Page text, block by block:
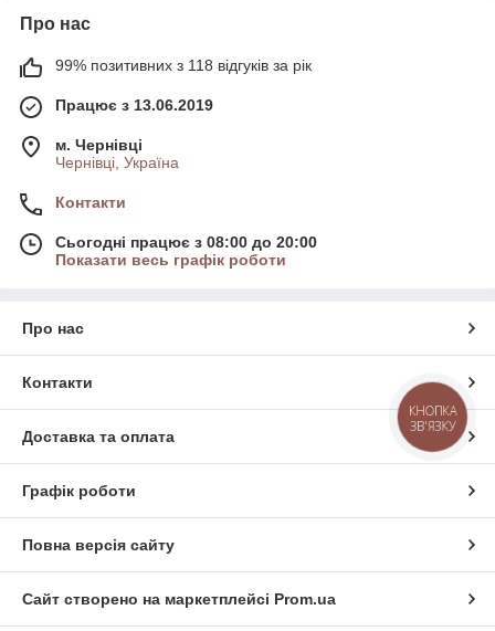
Про нас
99% позитивних з 118 відгуків за рік
Працює з 13.06.2019
м. Чернівці
Чернівці, Україна
Контакти
Сьогодні працює з 08:00 до 20:00
Показати весь графік роботи
Про нас
Контакти
Доставка та оплата
Графік роботи
Повна версія сайту
Сайт створено на маркетплейсі Prom.ua
КНОПКА
ЗВ'ЯЗКУ